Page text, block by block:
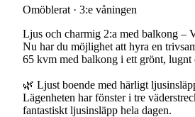
Omöblerat · 3:e våningen
Ljus och charmig 2:a med balkong –
Nu har du möjlighet att hyra en
65 kvm med balkong i ett grönt, lugnt
🌿 Ljust boende med härligt
Lägenheten har fönster i tre
fantastiskt ljusinsläpp hela dagen.